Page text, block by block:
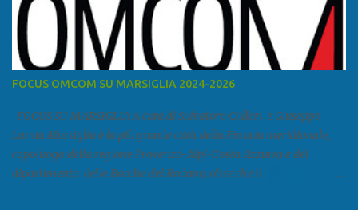
FOCUS OMCOM SU MARSIGLIA 2024-2026
FOCUS SU MARSIGLIA A cura di Salvatore Calleri e Giuseppe
Lumia Marsiglia è la più grande città della Francia meridionale,
capoluogo della regione Provenza-Alpi-Costa Azzurra e del
dipartimento delle Bocche del Rodano, oltre che il